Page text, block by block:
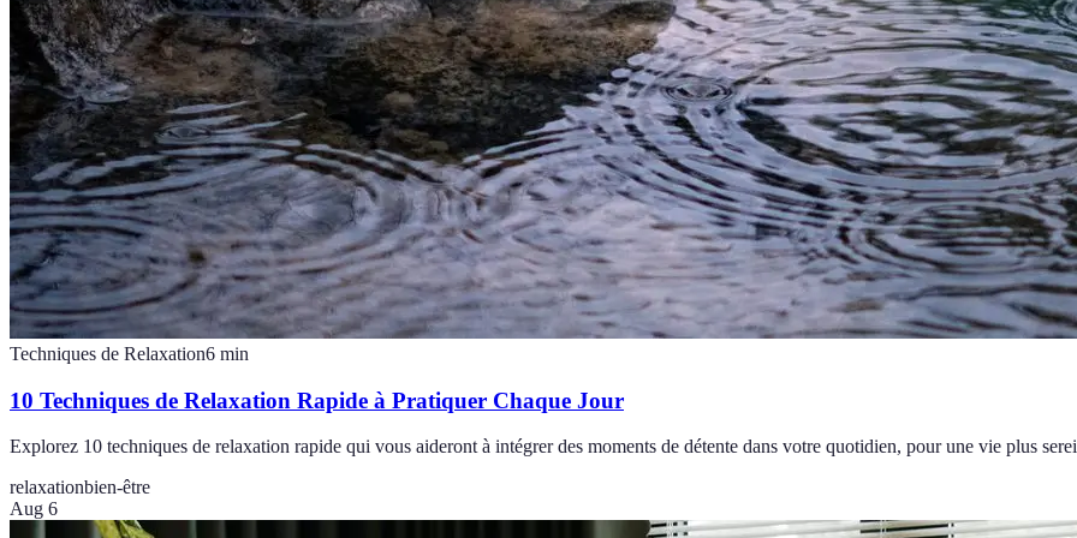
Techniques de Relaxation6 min
10 Techniques de Relaxation Rapide à Pratiquer Chaque Jour
Explorez 10 techniques de relaxation rapide qui vous aideront à intégrer des moments de détente dans votre quotidien, pour une vie plus
relaxationbien-être
Aug 6